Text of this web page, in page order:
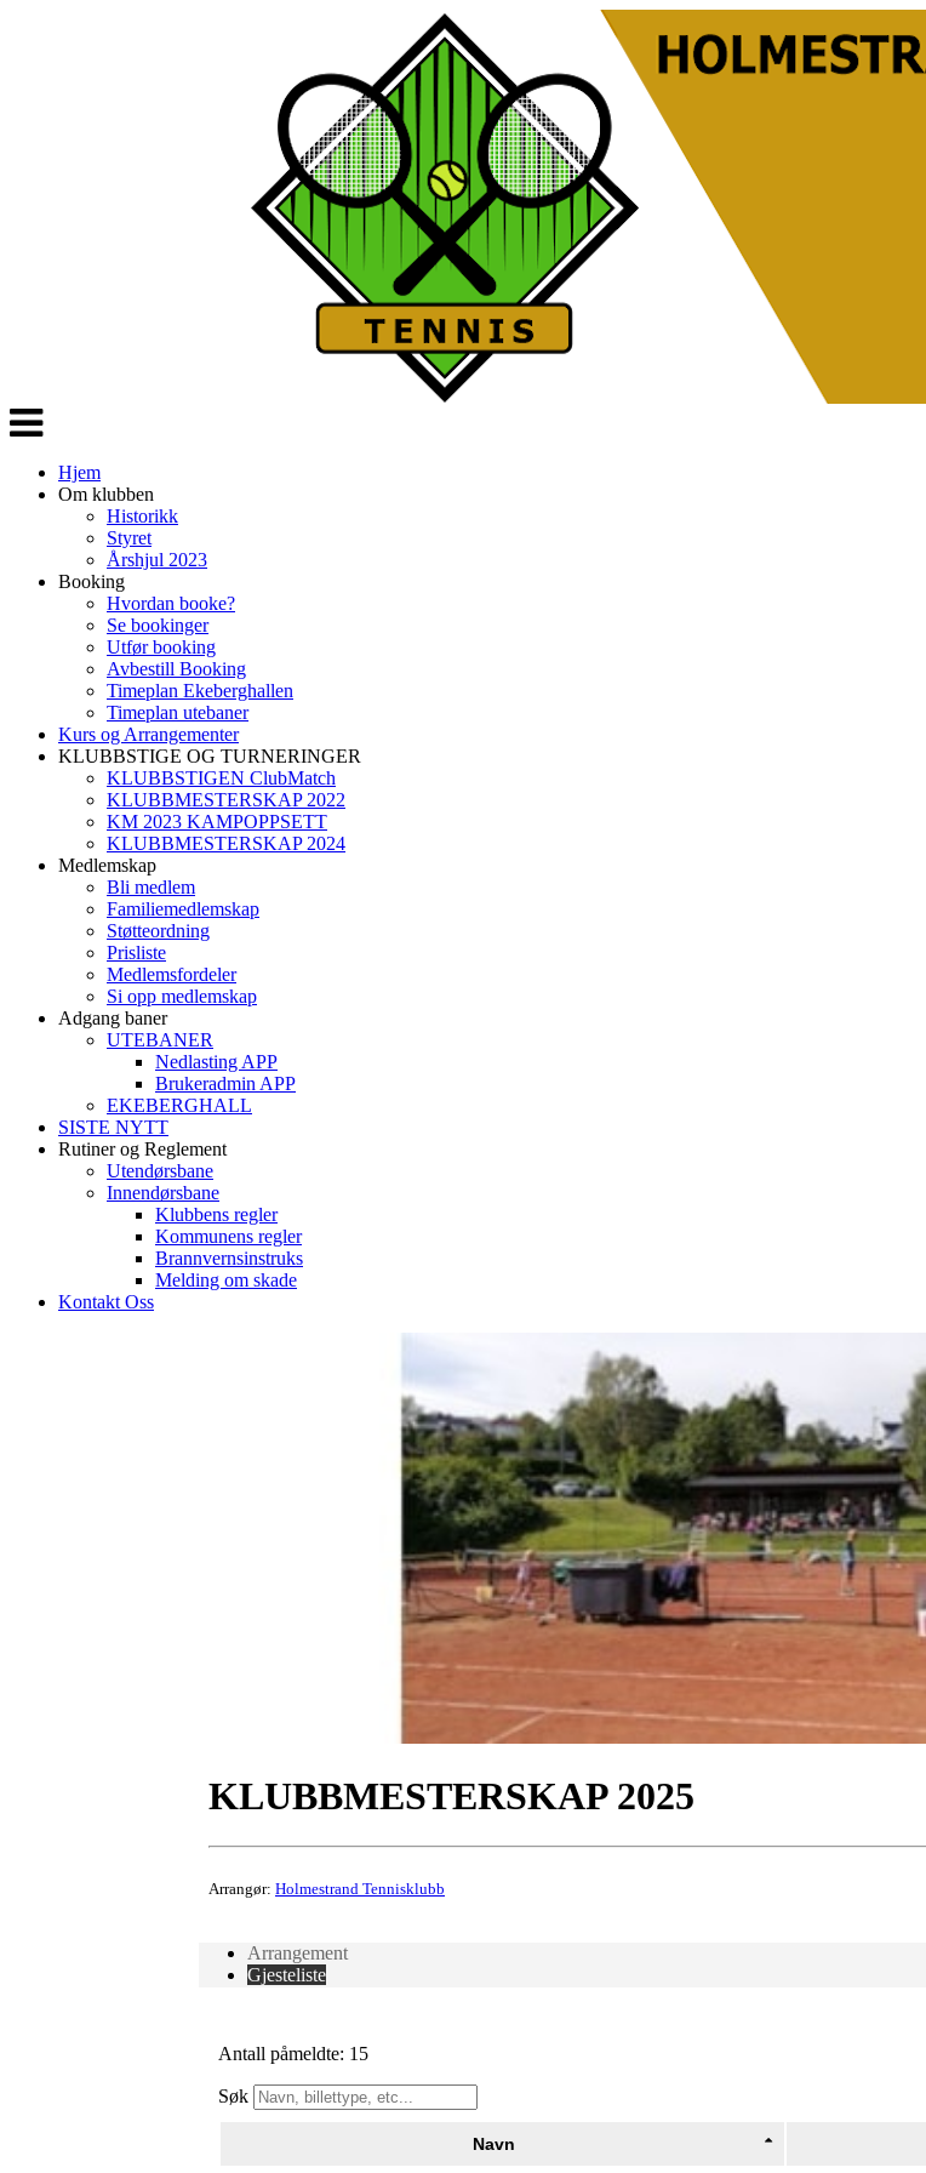
Veksle
navigasjon
Hjem
Om klubben
Historikk
Styret
Årshjul 2023
Booking
Hvordan booke?
Se bookinger
Utfør booking
Avbestill Booking
Timeplan Ekeberghallen
Timeplan utebaner
Kurs og Arrangementer
KLUBBSTIGE OG TURNERINGER
KLUBBSTIGEN ClubMatch
KLUBBMESTERSKAP 2022
KM 2023 KAMPOPPSETT
KLUBBMESTERSKAP 2024
Medlemskap
Bli medlem
Familiemedlemskap
Støtteordning
Prisliste
Medlemsfordeler
Si opp medlemskap
Adgang baner
UTEBANER
Nedlasting APP
Brukeradmin APP
EKEBERGHALL
SISTE NYTT
Rutiner og Reglement
Utendørsbane
Innendørsbane
Klubbens regler
Kommunens regler
Brannvernsinstruks
Melding om skade
Kontakt Oss
KLUBBMESTERSKAP 2025
Arrangør: Holmestrand Tennisklubb
Arrangement
Gjesteliste
Antall påmeldte: 15
Søk
Navn